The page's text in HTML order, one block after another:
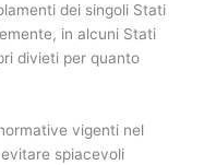
dei singoli Stati
in alcuni Stati
divieti per quanto
vigenti nel
spiacevoli